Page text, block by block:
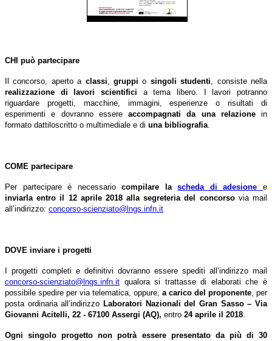
CHI può partecipare
Il concorso, aperto a classi,gruppi o singoli studenti, consiste nella
realizzazione di lavori scientifici a tema libero. I lavori potranno
riguardare progetti, macchine, immagini, esperienze o risultati di
esperimenti e dovranno essere accompagnati da una relazionein
formato dattiloscritto o multimediale e di una bibliografia.
COME partecipare
Per partecipare è necessariocompilare lascheda di adesione
e
inviarlaentro il 12 aprile 2018alla segreteria del concorsovia mail
all’indirizzo: concorso-scienziato@lngs.infn.it
DOVE inviare i progetti
I progetti completi e definitivi dovranno essere spediti all’indirizzo mail
concorso-scienziato@lngs.infn.it qualora si trattasse di elaborati che è
possibile spedire per via telematica, oppure, a carico del proponente, per
posta ordinaria all’indirizzo Laboratori Nazionali del Gran Sasso – Via
Giovanni Acitelli, 22 - 67100 Assergi (AQ), entro 24 aprile il 2018.
Ogni singolo progetto non potrà essere presentato da più di 30